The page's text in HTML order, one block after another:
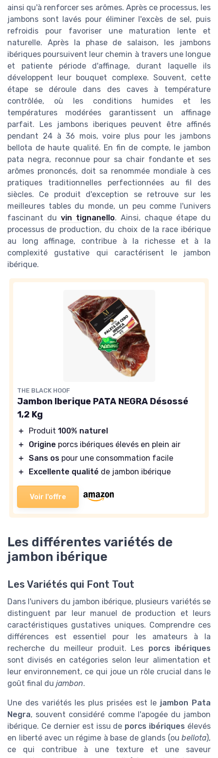
ainsi qu'à renforcer ses arômes. Après ce processus, les
jambons sont lavés pour éliminer l'excès de sel, puis
refroidis pour favoriser une maturation lente et
naturelle. Après la phase de salaison, les jambons
ibériques poursuivent leur chemin à travers une longue
et patiente période d'affinage, durant laquelle ils
développent leur bouquet complexe. Souvent, cette
étape se déroule dans des caves à température
contrôlée, où les conditions humides et les
températures modérées garantissent un affinage
parfait. Les jambons iberiques peuvent être affinés
pendant 24 à 36 mois, voire plus pour les jambons
bellota de haute qualité. En fin de compte, le jambon
pata negra, reconnue pour sa chair fondante et ses
arômes prononcés, doit sa renommée mondiale à ces
pratiques traditionnelles perfectionnées au fil des
siècles. Ce produit d'exception se retrouve sur les
meilleures tables du monde, un peu comme l'univers
fascinant du vin tignanello. Ainsi, chaque étape du
processus de production, du choix de la race ibérique
au long affinage, contribue à la richesse et à la
complexité gustative qui caractérisent le jambon
ibérique.
THE BLACK HOOF
Jambon Iberique PATA NEGRA Désossé
1,2 Kg
＋ Produit 100% naturel
＋
Origine porcs ibériques élevés en plein air
＋ Sans os pour une consommation facile
＋
Excellente qualité de jambon ibérique
Voir l'offre
Les différentes variétés de
jambon ibérique
Les Variétés qui Font Tout
Dans l'univers du jambon ibérique, plusieurs variétés se
distinguent par leur manuel de production et leurs
caractéristiques gustatives uniques. Comprendre ces
différences est essentiel pour les amateurs à la
recherche du meilleur produit. Les porcs ibériques
sont divisés en catégories selon leur alimentation et
leur environnement, ce qui joue un rôle crucial dans le
goût final du jambon.
Une des variétés les plus prisées est le jambon Pata
Negra, souvent considéré comme l'apogée du jambon
ibérique. Ce dernier est issu de porcs ibériques élevés
en liberté avec un régime à base de glands (ou bellota),
ce qui contribue à une texture et une saveur